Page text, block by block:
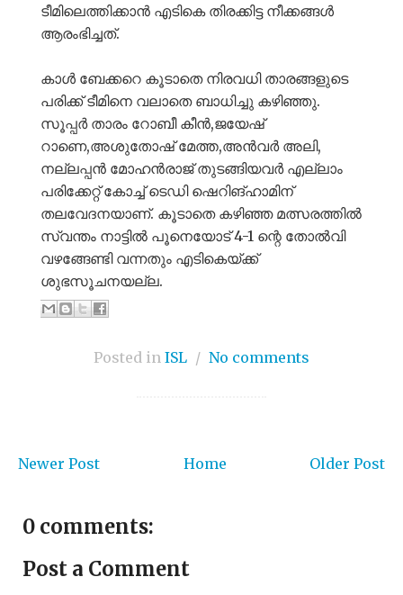
ടീമിലെത്തിക്കാൻ എടികെ തിരക്കിട്ട നീക്കങ്ങൾ
ആരംഭിച്ചത്.
കാൾ ബേക്കറെ കൂടാതെ നിരവധി താരങ്ങളുടെ
പരിക്ക് ടീമിനെ വലാതെ ബാധിച്ചു കഴിഞ്ഞു.
സൂപ്പർ താരം റോബീ കീൻ,ജയേഷ്
റാണെ,അശുതോഷ് മേത്ത,അൻവർ അലി,
നല്ലപ്പൻ മോഹൻരാജ് തുടങ്ങിയവർ എല്ലാം
പരിക്കേറ്റ് കോച്ച് ടെഡി ഷെറിങ്ഹാമിന്
തലവേദനയാണ്. കൂടാതെ കഴിഞ്ഞ മത്സരത്തിൽ
സ്വന്തം നാട്ടിൽ പൂനെയോട് 4-1 ന്റെ തോൽവി
വഴങ്ങേണ്ടി വന്നതും എടികെയ്ക്ക്
ശുഭസൂചനയല്ല.
Posted in ISL / No comments
Newer Post Older Post
Home
0 comments:
Post a Comment